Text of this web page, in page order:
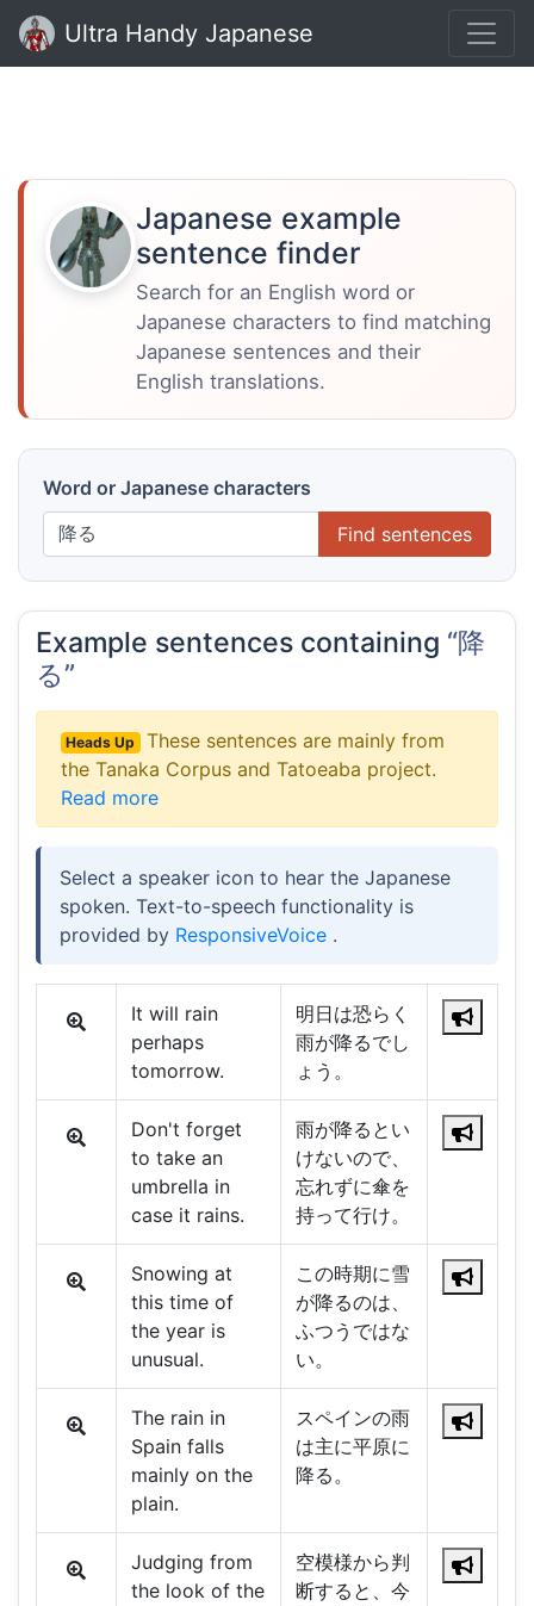
Ultra Handy Japanese
Japanese example
sentence finder
Search for an English word or
Japanese characters to find matching
Japanese sentences and their
English translations.
Word or Japanese characters
Find sentences
Example sentences containing “降
る”
Heads Up
These sentences are mainly from
the Tanaka Corpus and Tatoeaba project.
Read more
Select a speaker icon to hear the Japanese
spoken. Text-to-speech functionality is
provided by ResponsiveVoice .
It will rain
perhaps
tomorrow.
明日は恐らく
雨が降るでし
ょう。
Don't forget
to take an
umbrella in
case it rains.
雨が降るとい
けないので、
忘れずに傘を
持って行け。
Snowing at
this time of
the year is
unusual.
この時期に雪
が降るのは、
ふつうではな
い。
The rain in
Spain falls
mainly on the
plain.
スペインの雨
は主に平原に
降る。
Judging from
the look of the
空模様から判
断すると、今